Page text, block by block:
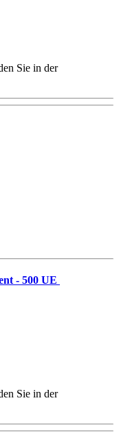
Sie in der
- 500 UE
Sie in der